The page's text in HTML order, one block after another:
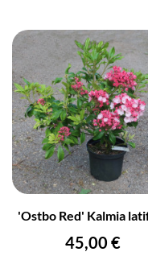
'Ostbo Red' Kalmia
Preis
45,00 €